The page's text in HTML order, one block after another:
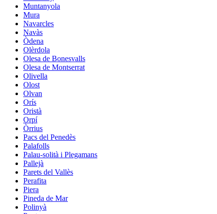
Muntanyola
Mura
Navarcles
Navàs
Òdena
Olèrdola
Olesa de Bonesvalls
Olesa de Montserrat
Olivella
Olost
Olvan
Orís
Oristà
Orpí
Òrrius
Pacs del Penedès
Palafolls
Palau-solità i Plegamans
Pallejà
Parets del Vallès
Perafita
Piera
Pineda de Mar
Polinyà